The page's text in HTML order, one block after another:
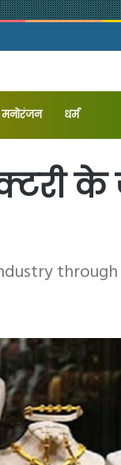
मनोरंजन धर्म
के